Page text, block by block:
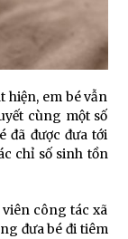
hiện, em bé vẫn
cùng một số
đã được đưa tới
chỉ số sinh tồn
công tác xã
đưa bé đi tiêm